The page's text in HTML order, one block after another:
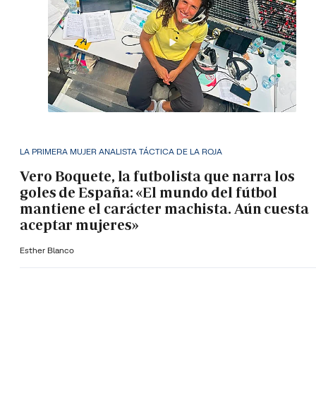
LA PRIMERA MUJER ANALISTA TÁCTICA DE LA ROJA
Vero Boquete, la futbolista que narra los
goles de España: «El mundo del fútbol
mantiene el carácter machista. Aún cuesta
aceptar mujeres»
Esther Blanco